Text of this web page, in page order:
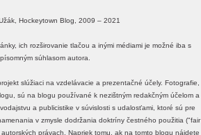
Hockeytown Blog, 2009 – 2021
ich rozširovanie tlačou a inými médiami je možné iba s
písomným súhlasom autora.
slúžiaci na vzdelávacie a prezentačné účely. Fotografie,
sú na blogu používané k nezištným redakčným účelom a
a publicistike v súvislosti s udalosťami, ktoré sú pre
v zmysle dodržania doktríny čestného použitia ("fair
právach. Napriek tomu, ak na tomto blogu nájdete